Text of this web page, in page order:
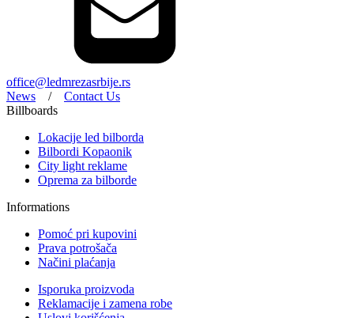
office@ledmrezasrbije.rs
News / Contact Us
Billboards
Lokacije led bilborda
Bilbordi Kopaonik
City light reklame
Oprema za bilborde
Informations
Pomoć pri kupovini
Prava potrošača
Načini plaćanja
Isporuka proizvoda
Reklamacije i zamena robe